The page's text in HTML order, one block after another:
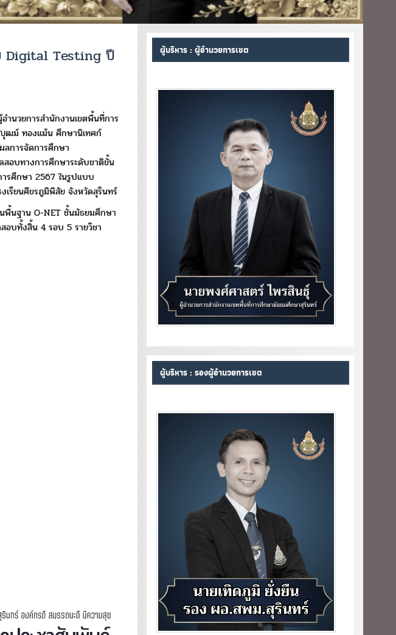
Digital Testing ปี
ำนวยการสำนักงานเขตพื้นที่การ
ฒม์ ทองแม้น ศึกษานิเทศก์
ลการจัดการศึกษา
อบทางการศึกษาระดับชาติขั้น
รศึกษา 2567ในรูปแบบ
งเรียนศีขรภูมิพิสัย จังหวัดสุรินทร์
พื้นฐาน O-NET ชั้นมัธยมศึกษา
อบทั้งสิ้น 4 รอบ 5 รายวิชา
ผู้บริหาร : ผู้อำนวยการเขต
ผู้บริหาร : รองผู้อำนวยการเขต